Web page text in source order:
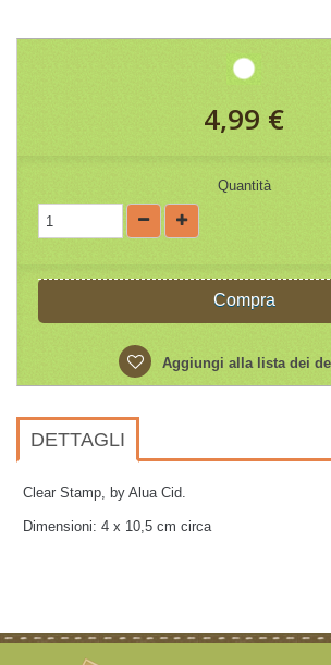
4,99 €
Quantità
Compra
Aggiungi alla lista dei
DETTAGLI
Clear Stamp, by Alua Cid.
Dimensioni: 4 x 10,5 cm circa